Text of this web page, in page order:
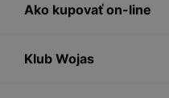
Ako kupovať on-line
Klub Wojas